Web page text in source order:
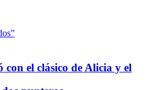
con el clásico de Alicia y el